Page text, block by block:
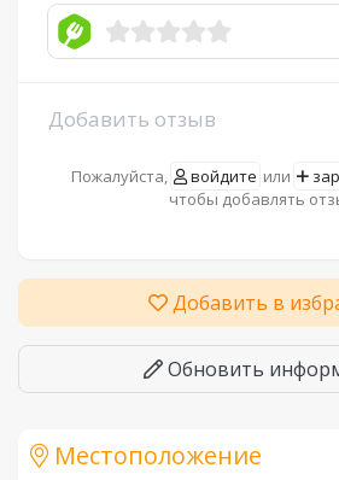
Добавить отзыв
Пожалуйста, войдите или
чтобы добавлять
Добавить в
Обновить
Местоположение